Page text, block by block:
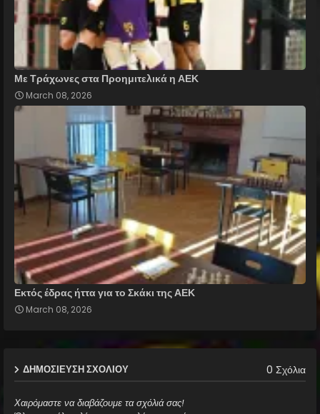
Με Τράχωνες στα Προημιτελικά η ΑΕΚ
March 08, 2026
Εκτός έδρας ήττα για το Σκάκι της ΑΕΚ
March 08, 2026
ΔΗΜΟΣΊΕΥΣΗ ΣΧΟΛΊΟΥ 0 Σχόλια
Χαιρόμαστε να διαβάζουμε τα σχόλιά σας!